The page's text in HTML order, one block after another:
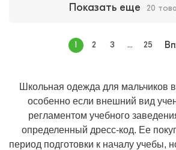
Показать еще 20
1 2 3 ... 25
Школьная одежда для мальчиков
особенно если внешний вид
регламентом учебного
определенный дресс-код. Ее
период подготовки к началу учебы,